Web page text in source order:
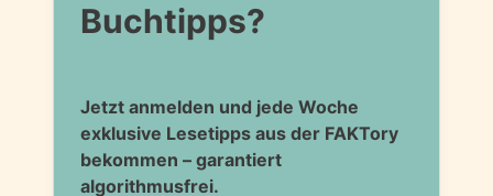
Buchtipps?